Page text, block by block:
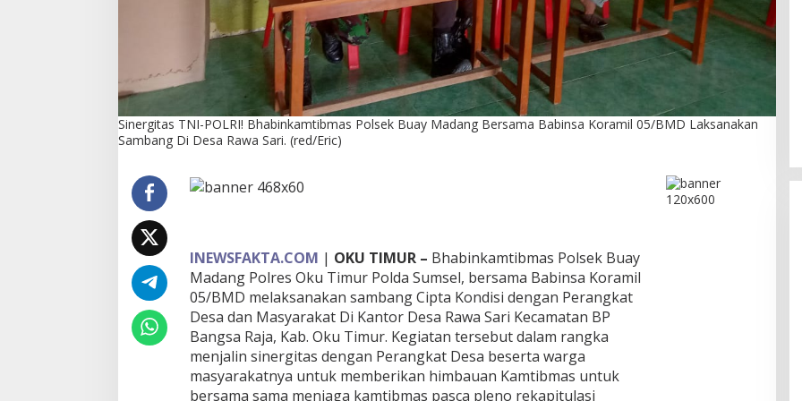
y
M
a
e
r
s
a
m
a
B
a
b
i
Sinergitas TNI-POLRI! Bhabinkamtibmas Polsek Buay Madang Bersama Babinsa Koramil 05/BMD Laksanakan
Sambang Di Desa Rawa Sari. (red/Eric)
INEWSFAKTA.COM | OKU TIMUR – Bhabinkamtibmas Polsek Buay
Madang Polres Oku Timur Polda Sumsel, bersama Babinsa Koramil
05/BMD melaksanakan sambang Cipta Kondisi dengan Perangkat
Desa dan Masyarakat Di Kantor Desa Rawa Sari Kecamatan BP
Bangsa Raja, Kab. Oku Timur. Kegiatan tersebut dalam rangka
menjalin sinergitas dengan Perangkat Desa beserta warga
masyarakatnya untuk memberikan himbauan Kamtibmas untuk
bersama sama menjaga kamtibmas pasca pleno rekapitulasi
DPC PPP Jakarta Utara Gelar
Ta’aruf / Silaturahmi dan
Penyerahan SK Pengurus Baru,
Fokus Konsolidasi Jelang
Di Politik | Agustus 2, 2026